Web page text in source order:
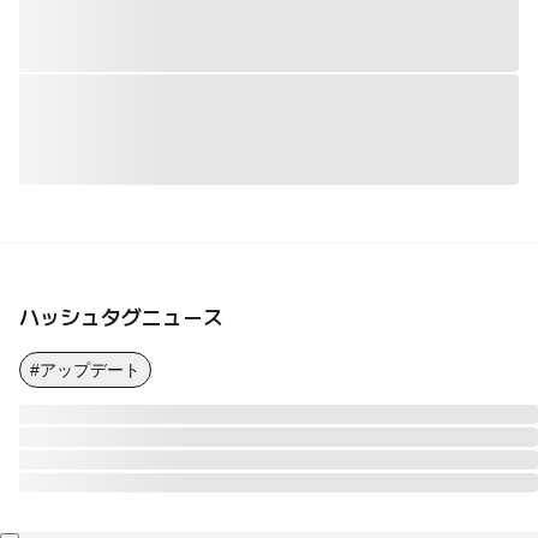
ハッシュタグニュース
#アップデート